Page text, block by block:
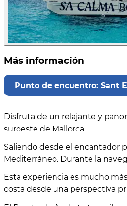
Más información
Punto de encuentro: Sant
Disfruta de un relajante y
suroeste de Mallorca.
Saliendo desde el encantador
Mediterráneo. Durante la
Esta experiencia es mucho
costa desde una perspectiva